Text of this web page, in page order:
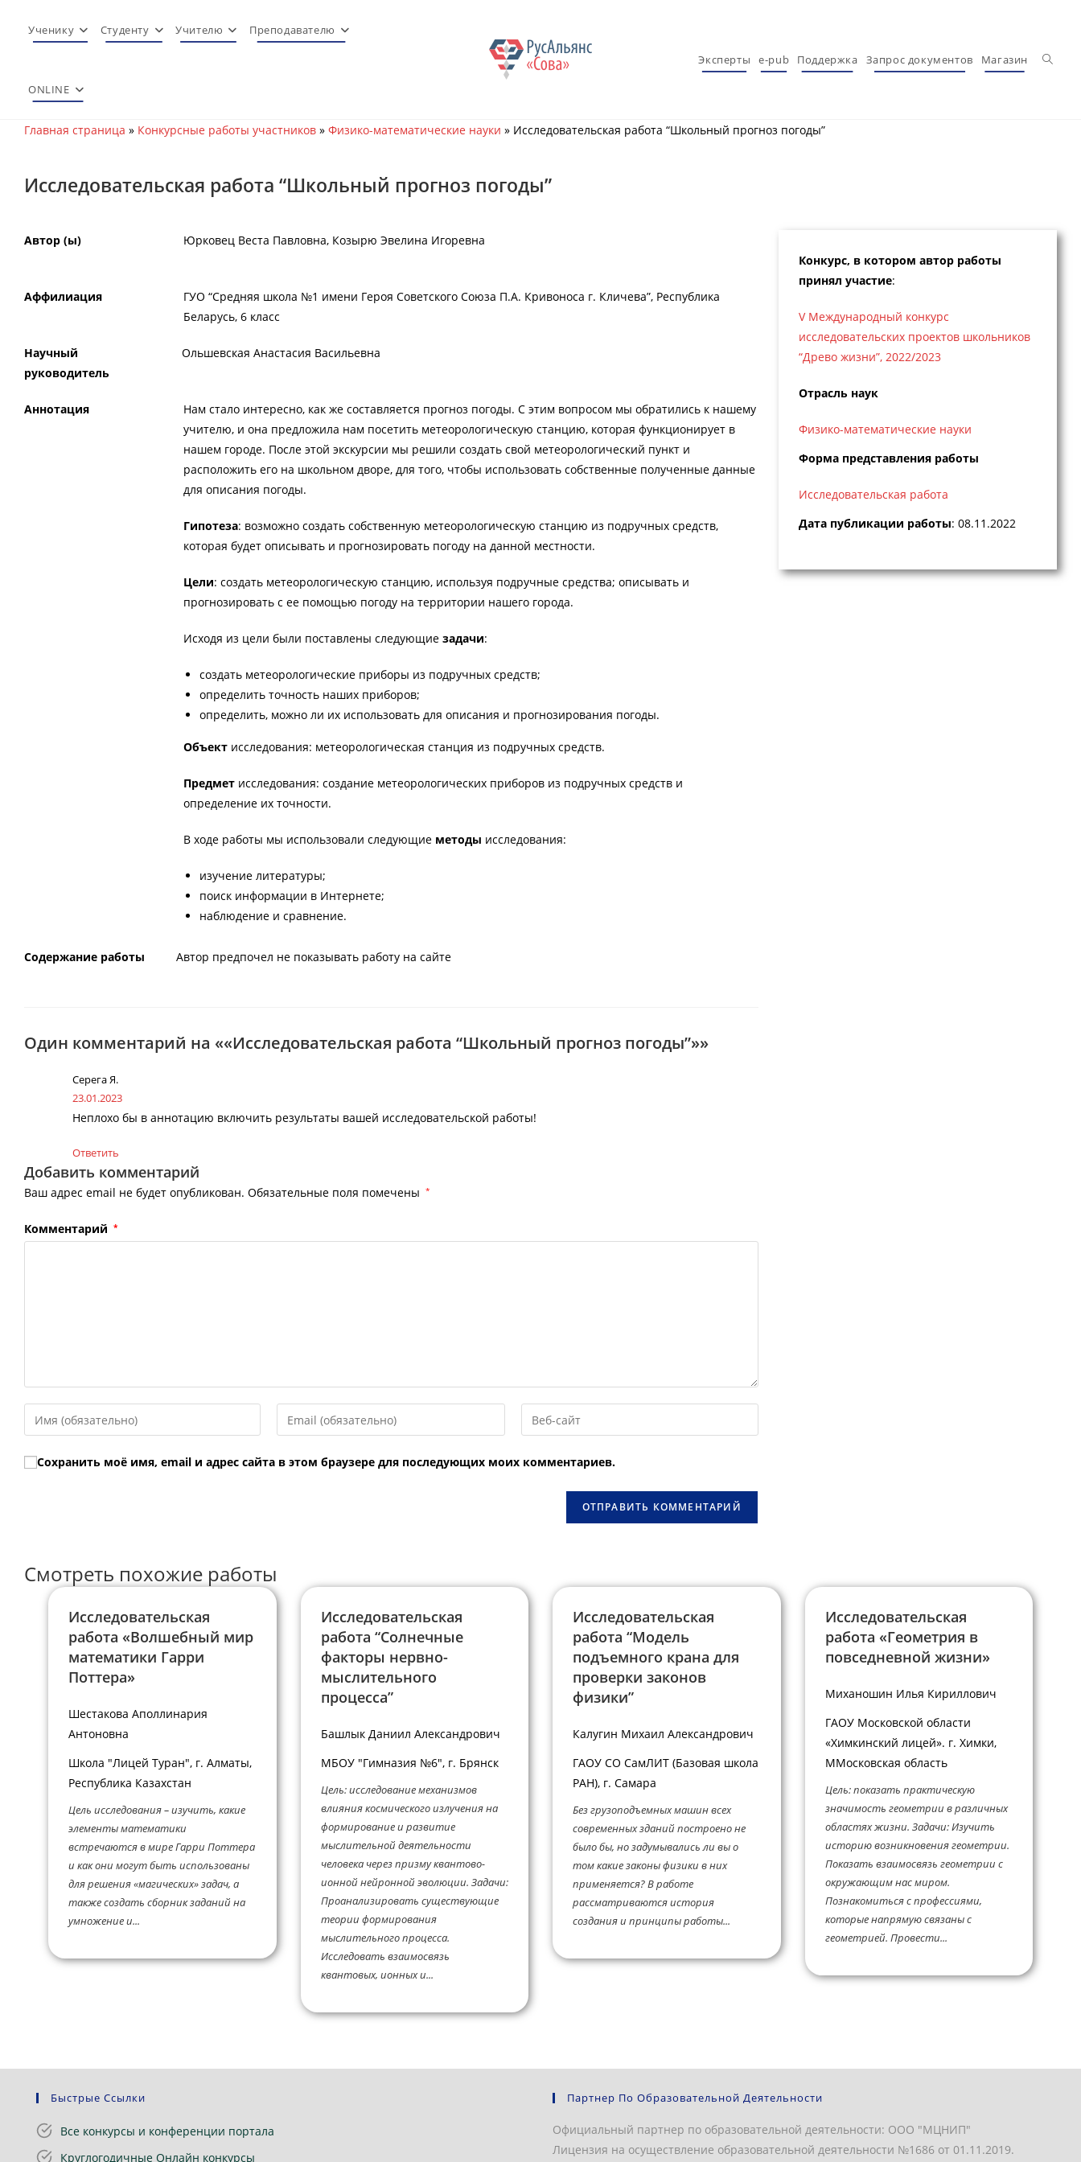
Ученику Студенту Учителю Преподавателю
ONLINE
Эксперты e-pub Поддержка Запрос документов Магазин
Главная страница » Конкурсные работы участников » Физико-математические науки » Исследовательская работа “Школьный прогноз погоды”
Исследовательская работа “Школьный прогноз погоды”
Автор (ы) Юрковец Веста Павловна, Козырю Эвелина Игоревна
Аффилиация
ГУО “Средняя школа №1 имени Героя Советского Союза П.А. Кривоноса г. Кличева”, Республика
Беларусь, 6 класс
Научный
руководитель
Ольшевская Анастасия Васильевна
Аннотация
Нам стало интересно, как же составляется прогноз погоды. С этим вопросом мы обратились к нашему
учителю, и она предложила нам посетить метеорологическую станцию, которая функционирует в
нашем городе. После этой экскурсии мы решили создать свой метеорологический пункт и
расположить его на школьном дворе, для того, чтобы использовать собственные полученные данные
для описания погоды.
Гипотеза: возможно создать собственную метеорологическую станцию из подручных средств,
которая будет описывать и прогнозировать погоду на данной местности.
Цели: создать метеорологическую станцию, используя подручные средства; описывать и
прогнозировать с ее помощью погоду на территории нашего города.
Исходя из цели были поставлены следующиезадачи:
создать метеорологические приборы из подручных средств;
определить точность наших приборов;
определить, можно ли их использовать для описания и прогнозирования погоды.
Объект исследования: метеорологическая станция из подручных средств.
Предмет исследования: создание метеорологических приборов из подручных средств и
определение их точности.
В ходе работы мы использовали следующие методы исследования:
изучение литературы;
поиск информации в Интернете;
наблюдение и сравнение.
Содержание работы Автор предпочел не показывать работу на сайте
Один комментарий на ««Исследовательская работа “Школьный прогноз погоды”»»
Серега Я.
23.01.2023
Неплохо бы в аннотацию включить результаты вашей исследовательской работы!
Ответить
Добавить комментарий
Ваш адрес email не будет опубликован. Обязательные поля помечены *
Комментарий *
Введите
свое
имя
или
Введите
свой
Введите
URL
(необязательно)
Сохранить моё имя, email и адрес сайта в этом браузере для последующих моих комментариев.
Конкурс, в котором автор работы
принял участие:
V Международный конкурс
исследовательских проектов школьников
“Древо жизни”, 2022/2023
Отрасль наук
Физико-математические науки
Форма представления работы
Исследовательская работа
Дата публикации работы: 08.11.2022
Смотреть похожие работы
Исследовательская
работа «Волшебный мир
математики Гарри
Поттера»
Шестакова Аполлинария
Антоновна
Школа "Лицей Туран", г. Алматы,
Республика Казахстан
Цель исследования – изучить, какие
элементы математики
встречаются в мире Гарри Поттера
и как они могут быть использованы
для решения «магических» задач, а
также создать сборник заданий на
умножение и...
Исследовательская
работа “Солнечные
факторы нервно-
мыслительного
процесса”
Башлык Даниил Александрович
МБОУ "Гимназия №6", г. Брянск
Цель: исследование механизмов
влияния космического излучения на
формирование и развитие
мыслительной деятельности
человека через призму квантово-
ионной нейронной эволюции. Задачи:
Проанализировать существующие
теории формирования
мыслительного процесса.
Исследовать взаимосвязь
квантовых, ионных и...
Исследовательская
работа “Модель
подъемного крана для
проверки законов
физики”
Калугин Михаил Александрович
ГАОУ СО СамЛИТ (Базовая школа
РАН), г. Самара
Без грузоподъемных машин всех
современных зданий построено не
было бы, но задумывались ли вы о
том какие законы физики в них
применяется? В работе
рассматриваются история
создания и принципы работы...
Исследовательская
работа «Геометрия в
повседневной жизни»
Миханошин Илья Кириллович
ГАОУ Московской области
«Химкинский лицей». г. Химки,
ММосковская область
Цель: показать практическую
значимость геометрии в различных
областях жизни. Задачи: Изучить
историю возникновения геометрии.
Показать взаимосвязь геометрии с
окружающим нас миром.
Познакомиться с профессиями,
которые напрямую связаны с
геометрией. Провести...
Быстрые Ссылки
Все конкурсы и конференции портала
Круглогодичные Онлайн конкурсы
Партнер По Образовательной Деятельности
Официальный партнер по образовательной деятельности: ООО "МЦНИП"
Лицензия на осуществление образовательной деятельности №1686 от 01.11.2019.